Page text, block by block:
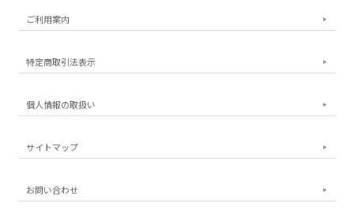
ご利用案内
特定商取引法表示
個人情報の取扱い
サイトマップ
お問い合わせ